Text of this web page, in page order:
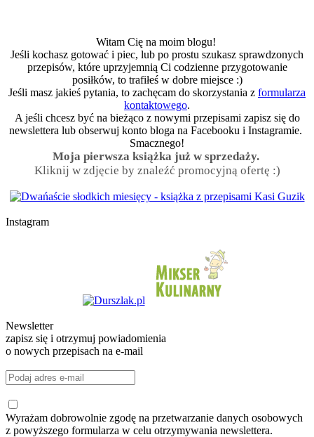
Witam Cię na moim blogu!
Jeśli kochasz gotować i piec, lub po prostu szukasz sprawdzonych
przepisów, które uprzyjemnią Ci codzienne przygotowanie
posiłków, to trafiłeś w dobre miejsce :)
Jeśli masz jakieś pytania, to zachęcam do skorzystania z formularza
kontaktowego.
A jeśli chcesz być na bieżąco z nowymi przepisami zapisz się do
newslettera lub obserwuj konto bloga na Facebooku i Instagramie.
Smacznego!
Moja pierwsza książka już w sprzedaży.
Kliknij w zdjęcie by znaleźć promocyjną ofertę :)
Instagram
Newsletter
zapisz się i otrzymuj powiadomienia
o nowych przepisach na e-mail
Wyrażam dobrowolnie zgodę na przetwarzanie danych osobowych
z powyższego formularza w celu otrzymywania newslettera.